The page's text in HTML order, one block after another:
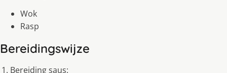
Wok
Rasp
Bereidingswijze
Bereiding saus: